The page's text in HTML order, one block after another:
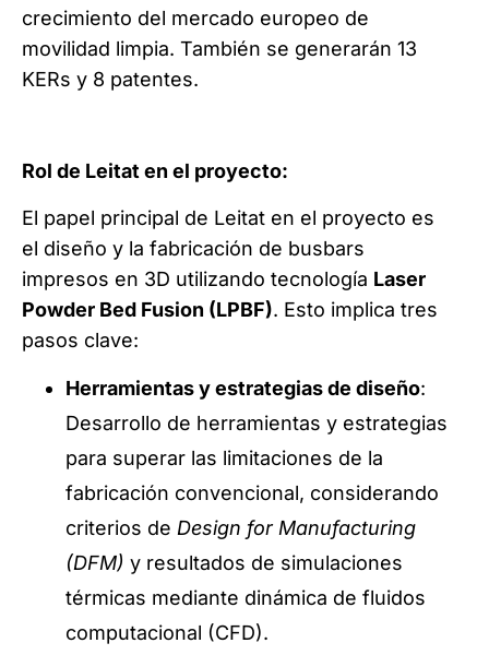
crecimiento del mercado europeo de
movilidad limpia. También se generarán 13
KERs y 8 patentes.
Rol de Leitat en el proyecto:
El papel principal de Leitat en el proyecto es
el diseño y la fabricación de busbars
impresos en 3D utilizando tecnología Laser
Powder Bed Fusion (LPBF). Esto implica tres
pasos clave:
Herramientas y estrategias de diseño:
Desarrollo de herramientas y estrategias
para superar las limitaciones de la
fabricación convencional, considerando
criterios de Design for Manufacturing
(DFM) y resultados de simulaciones
térmicas mediante dinámica de fluidos
computacional (CFD).